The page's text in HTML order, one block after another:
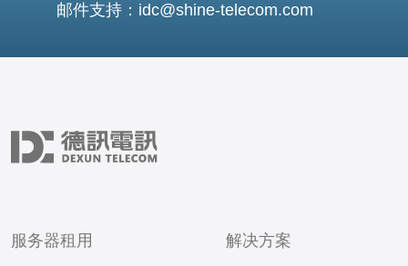
邮件支持：idc@shine-telecom.com
服务器租用 解决方案